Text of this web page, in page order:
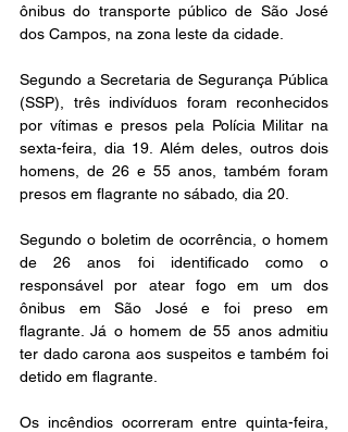
ônibus do transporte público de São José
dos Campos, na zona leste da cidade.
Segundo a Secretaria de Segurança Pública
(SSP), três indivíduos foram reconhecidos
por vítimas e presos pela Polícia Militar na
sexta-feira, dia 19. Além deles, outros dois
homens, de 26 e 55 anos, também foram
presos em flagrante no sábado, dia 20.
Segundo o boletim de ocorrência, o homem
de 26 anos foi identificado como o
responsável por atear fogo em um dos
ônibus em São José e foi preso em
flagrante. Já o homem de 55 anos admitiu
ter dado carona aos suspeitos e também foi
detido em flagrante.
Os incêndios ocorreram entre quinta-feira,